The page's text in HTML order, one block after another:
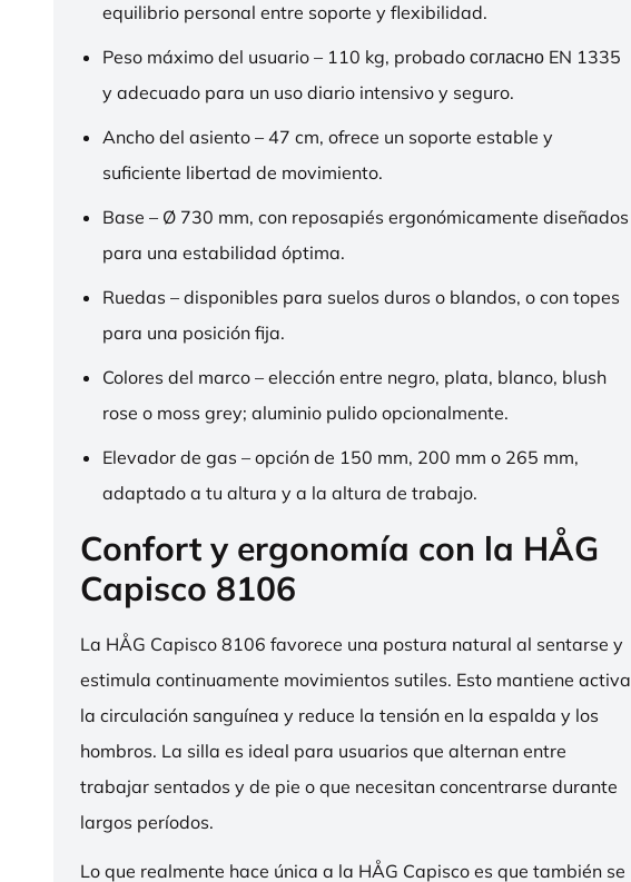
equilibrio personal entre soporte y flexibilidad.
Peso máximo del usuario – 110 kg, probado согласно EN 1335
y adecuado para un uso diario intensivo y seguro.
Ancho del asiento – 47 cm, ofrece un soporte estable y
suficiente libertad de movimiento.
Base – Ø 730 mm, con reposapiés ergonómicamente diseñados
para una estabilidad óptima.
Ruedas – disponibles para suelos duros o blandos, o con topes
para una posición fija.
Colores del marco – elección entre negro, plata, blanco, blush
rose o moss grey; aluminio pulido opcionalmente.
Elevador de gas – opción de 150 mm, 200 mm o 265 mm,
adaptado a tu altura y a la altura de trabajo.
Confort y ergonomía con la HÅG
Capisco 8106
La HÅG Capisco 8106 favorece una postura natural al sentarse y
estimula continuamente movimientos sutiles. Esto mantiene activa
la circulación sanguínea y reduce la tensión en la espalda y los
hombros. La silla es ideal para usuarios que alternan entre
trabajar sentados y de pie o que necesitan concentrarse durante
largos períodos.
Lo que realmente hace única a la HÅG Capisco es que también se